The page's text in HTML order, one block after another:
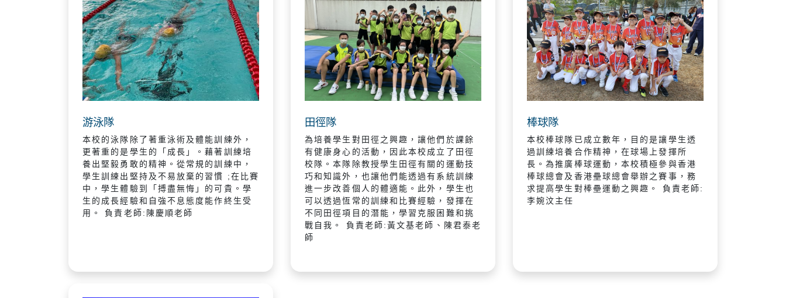
游泳隊
本校的泳隊除了著重泳術及體能訓練外，
更著重的是學生的「成長」。藉著訓練培
養出堅毅勇敢的精神。從常規的訓練中，
學生訓練出堅持及不易放棄的習慣 ;在比賽
中，學生體驗到「搏盡無悔」的可貴。學
生的成長經驗和自強不息態度能作終生受
用。 負責老師:陳慶順老師
田徑隊
為培養學生對田徑之興趣，讓他們於課餘
有健康身心的活動，因此本校成立了田徑
校隊。本隊除教授學生田徑有關的運動技
巧和知識外，也讓他們能透過有系統訓練
進一步改善個人的體適能。此外，學生也
可以透過恆常的訓練和比賽經驗，發揮在
不同田徑項目的潛能，學習克服困難和挑
戰自我。 負責老師:黃文基老師、陳君泰老
師
棒球隊
本校棒球隊已成立數年，目的是讓學生透
過訓練培養合作精神，在球場上發揮所
長。為推廣棒球運動，本校積極參與香港
棒球總會及香港壘球總會舉辦之賽事，務
求提高學生對棒壘運動之興趣。 負責老師:
李婉汶主任